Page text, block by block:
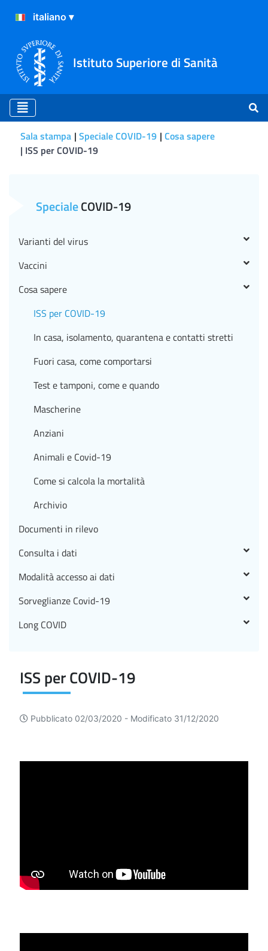
Istituto Superiore di Sanità
Sala stampa Speciale COVID-19 Cosa sapere
ISS per COVID-19
ISS per COVID-19
Pubblicato 02/03/2020 - Modificato 31/12/2020
SpecialeCOVID-19
Varianti del virus
Vaccini
Cosa sapere
ISS per COVID-19
In casa, isolamento, quarantena e contatti stretti
Fuori casa, come comportarsi
Test e tamponi, come e quando
Mascherine
Anziani
Animali e Covid-19
Come si calcola la mortalità
Archivio
Documenti in rilevo
Consulta i dati
Modalità accesso ai dati
Sorveglianze Covid-19
Long COVID